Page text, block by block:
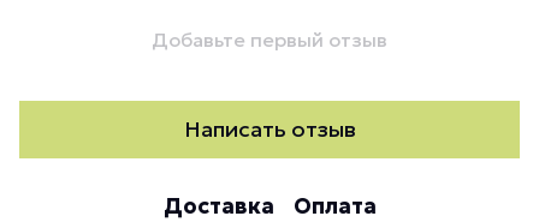
Добавьте первый отзыв
Написать отзыв
Доставка Оплата